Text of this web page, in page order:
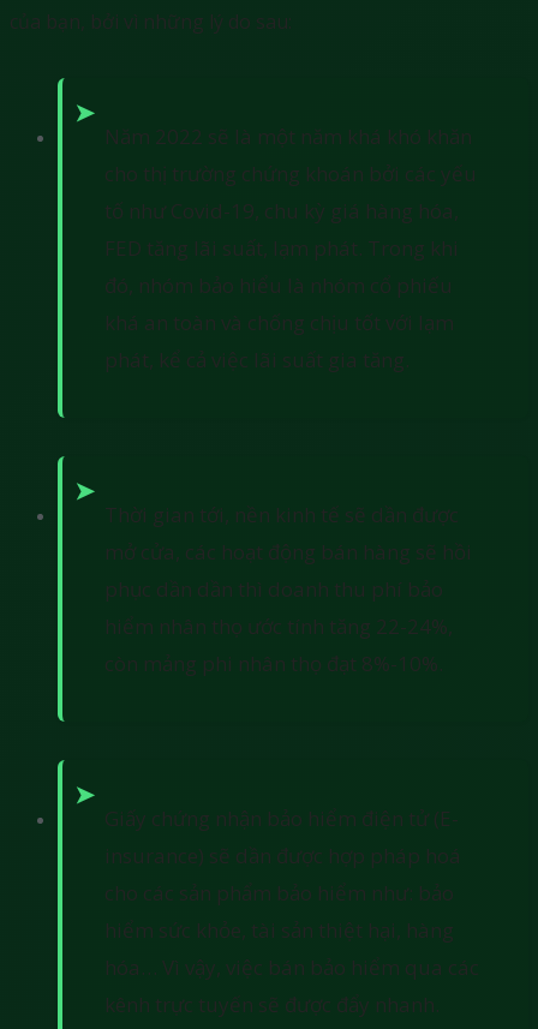
của bạn, bởi vì những lý do sau:
Năm 2022 sẽ là một năm khá khó khăn
cho thị trường chứng khoán bởi các yếu
tố như Covid-19, chu kỳ giá hàng hóa,
FED tăng lãi suất, lạm phát. Trong khi
đó, nhóm bảo hiểu là nhóm cổ phiếu
khá an toàn và chống chịu tốt với lạm
phát, kể cả việc lãi suất gia tăng.
Thời gian tới, nền kinh tế sẽ dần được
mở cửa, các hoạt động bán hàng sẽ hồi
phục dần dần thì doanh thu phí bảo
hiểm nhân thọ ước tính tăng 22-24%,
còn mảng phi nhân thọ đạt 8%-10%.
Giấy chứng nhận bảo hiểm điện tử (E-
insurance) sẽ dần được hợp pháp hoá
cho các sản phẩm bảo hiểm như: bảo
hiểm sức khỏe, tài sản thiệt hại, hàng
hóa… Vì vậy, việc bán bảo hiểm qua các
kênh trực tuyến sẽ được đẩy nhanh.